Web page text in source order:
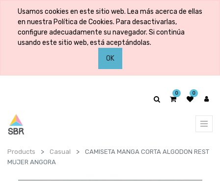
Usamos cookies en este sitio web. Lea más acerca de ellas
en nuestra Política de Cookies. Para desactivarlas,
configure adecuadamente su navegador. Si continúa
usando este sitio web, está aceptándolas.
OK
0 0
Products Casual
CAMISETA MANGA CORTA ALGODON REST
MUJER ANGORA